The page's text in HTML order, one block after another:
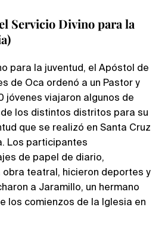
Servicio Divino para la
para la juventud, el Apóstol de
de Oca ordenó a un Pastor y
jóvenes viajaron algunos de
los distintos distritos para su
que se realizó en Santa Cruz
Los participantes
de papel de diario,
obra teatral, hicieron deportes y
a Jaramillo, un hermano
los comienzos de la Iglesia en